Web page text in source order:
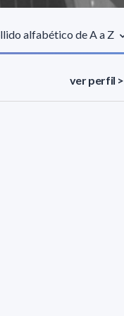
alfabético de A a Z
ver perfil >